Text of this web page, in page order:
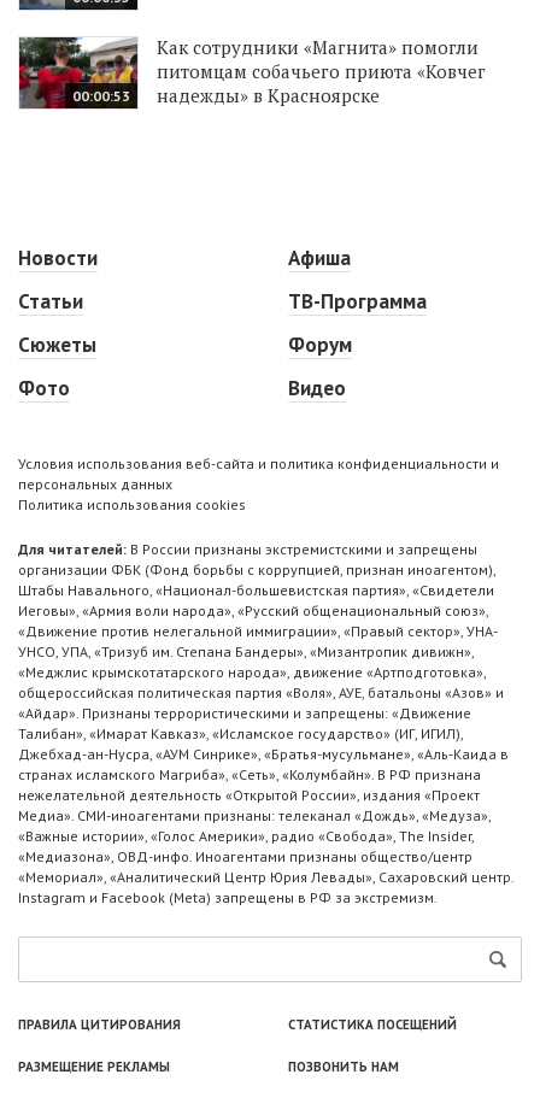
00:00:53
Как сотрудники «Магнита» помогли
питомцам собачьего приюта «Ковчег
надежды» в Красноярске
Новости
Статьи
Сюжеты
Фото
Афиша
ТВ-Программа
Форум
Видео
Условия использования веб-сайта и политика конфиденциальности и
персональных данных
Политика использования cookies
Для читателей: В России признаны экстремистскими и запрещены
организации ФБК (Фонд борьбы с коррупцией, признан иноагентом),
Штабы Навального, «Национал-большевистская партия», «Свидетели
Иеговы», «Армия воли народа», «Русский общенациональный союз»,
«Движение против нелегальной иммиграции», «Правый сектор», УНА-
УНСО, УПА, «Тризуб им. Степана Бандеры», «Мизантропик дивижн»,
«Меджлис крымскотатарского народа», движение «Артподготовка»,
общероссийская политическая партия «Воля», АУЕ, батальоны «Азов» и
«Айдар». Признаны террористическими и запрещены: «Движение
Талибан», «Имарат Кавказ», «Исламское государство» (ИГ, ИГИЛ),
Джебхад-ан-Нусра, «АУМ Синрике», «Братья-мусульмане», «Аль-Каида в
странах исламского Магриба», «Сеть», «Колумбайн». В РФ признана
нежелательной деятельность «Открытой России», издания «Проект
Медиа». СМИ-иноагентами признаны: телеканал «Дождь», «Медуза»,
«Важные истории», «Голос Америки», радио «Свобода», The Insider,
«Медиазона», ОВД-инфо. Иноагентами признаны общество/центр
«Мемориал», «Аналитический Центр Юрия Левады», Сахаровский центр.
Instagram и Facebook (Metа) запрещены в РФ за экстремизм.
ПРАВИЛА ЦИТИРОВАНИЯ СТАТИСТИКА ПОСЕЩЕНИЙ
РАЗМЕЩЕНИЕ РЕКЛАМЫ ПОЗВОНИТЬ НАМ